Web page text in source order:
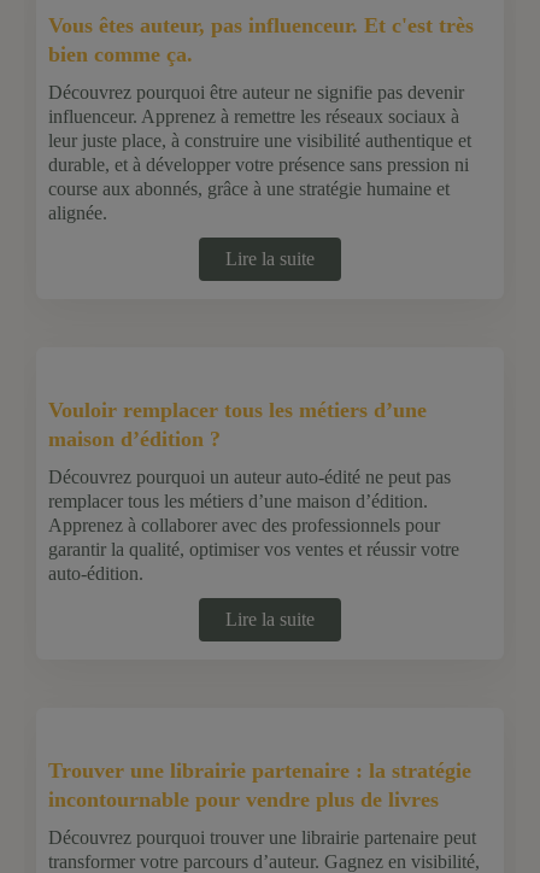
Vous êtes auteur, pas influenceur. Et c'est très
bien comme ça.
Découvrez pourquoi être auteur ne signifie pas devenir
influenceur. Apprenez à remettre les réseaux sociaux à
leur juste place, à construire une visibilité authentique et
durable, et à développer votre présence sans pression ni
course aux abonnés, grâce à une stratégie humaine et
alignée.
Lire la suite
Vouloir remplacer tous les métiers d’une
maison d’édition ?
Découvrez pourquoi un auteur auto-édité ne peut pas
remplacer tous les métiers d’une maison d’édition.
Apprenez à collaborer avec des professionnels pour
garantir la qualité, optimiser vos ventes et réussir votre
auto-édition.
Lire la suite
Trouver une librairie partenaire : la stratégie
incontournable pour vendre plus de livres
Découvrez pourquoi trouver une librairie partenaire peut
transformer votre parcours d’auteur. Gagnez en visibilité,